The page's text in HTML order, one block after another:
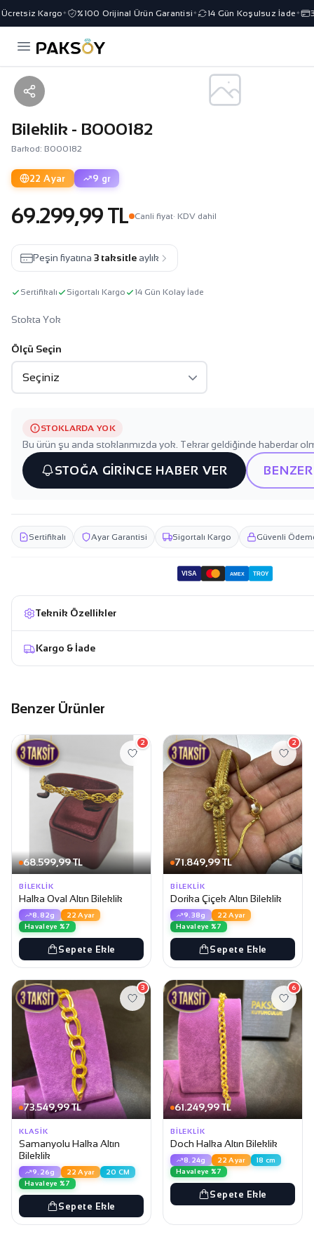
Kargo✦ %100 Orijinal Ürün Garantisi✦ 14 Gün Koşulsuz İade✦ 3
Bileklik - B000182
Barkod: B000182
22 Ayar 9 gr
69.299,99 TL Canli fiyat· KDV dahil
Peşin fiyatına 3 taksitle aylık
Sertifikalı Sigortalı Kargo 14 Gün Kolay İade
Stokta Yok
Ölçü Seçin
STOKLARDA YOK
Bu ürün şu anda stoklarımızda yok. Tekrar geldiğinde haberdar
STOĞA GİRİNCE HABER VER
Sertifikalı Ayar Garantisi Sigortalı Kargo Güvenli
VISA AMEX TROY
Teknik Özellikler
Kargo & İade
Benzer Ürünler
68.599,99 TL
2
BILEKLIK
Halka Oval Altın Bileklik
8.82g
22 Ayar
Havaleye %7
Sepete Ekle
71.849,99 TL
2
BILEKLIK
Dorika Çiçek Altın Bileklik
9.38g
22 Ayar
Havaleye %7
Sepete Ekle
73.549,99 TL
3
KLASIK
Samanyolu Halka Altın
Bileklik
9.26g 22 Ayar
20 CM
Havaleye %7
Sepete Ekle
61.249,99 TL
6
BILEKLIK
Doch Halka Altın Bileklik
8.24g 22 Ayar
18 cm
Havaleye %7
Sepete Ekle